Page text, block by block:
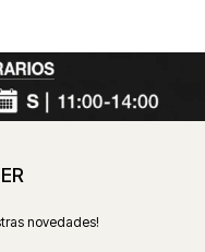
novedades!